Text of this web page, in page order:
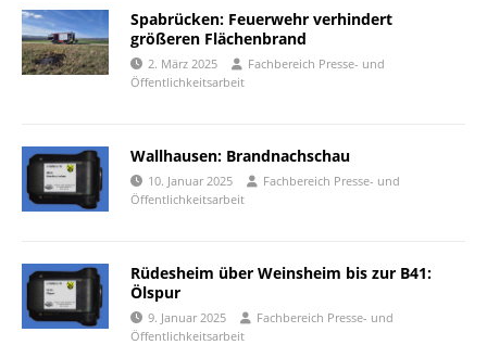
Spabrücken: Feuerwehr verhindert
größeren Flächenbrand
2. März 2025
Fachbereich Presse- und
Öffentlichkeitsarbeit
Wallhausen: Brandnachschau
10. Januar 2025
Fachbereich Presse- und
Öffentlichkeitsarbeit
Rüdesheim über Weinsheim bis zur B41:
Ölspur
9. Januar 2025
Fachbereich Presse- und
Öffentlichkeitsarbeit